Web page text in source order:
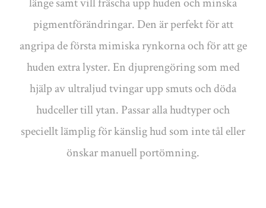
pigmentförändringar. Den är perfekt för att
angripa de första mimiska rynkorna och för att ge
huden extra lyster. En djuprengöring som med
hjälp av ultraljud tvingar upp smuts och döda
hudceller till ytan. Passar alla hudtyper och
speciellt lämplig för känslig hud som inte tål eller
önskar manuell portömning.